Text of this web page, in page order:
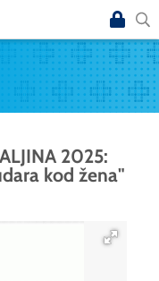
2025:
kod žena"